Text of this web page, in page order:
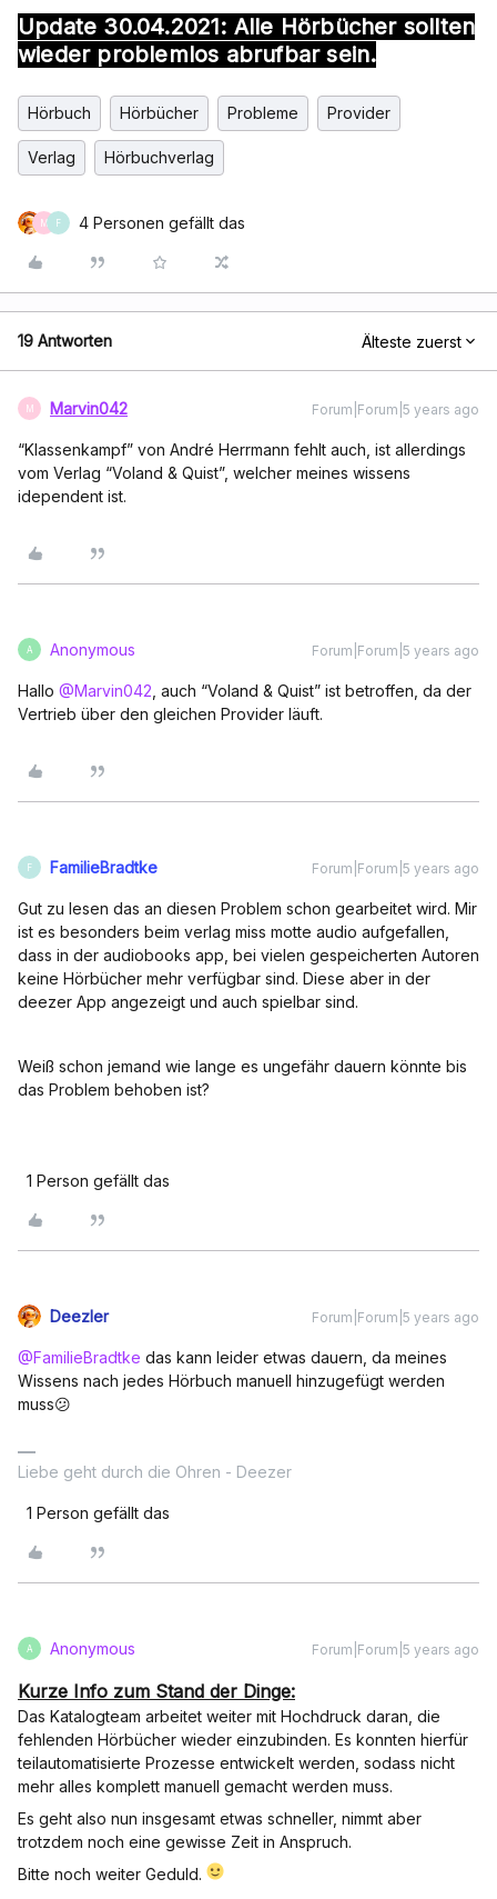
Update 30.04.2021: Alle Hörbücher sollten
wieder problemlos abrufbar sein.
Hörbuch Hörbücher Probleme Provider
Verlag Hörbuchverlag
M F 4 Personen gefällt das
19 Antworten Älteste zuerst
M Marvin042 Forum|Forum|5 years ago
“Klassenkampf” von André Herrmann fehlt auch, ist allerdings
vom Verlag “Voland & Quist”, welcher meines wissens
idependent ist.
A Anonymous Forum|Forum|5 years ago
Hallo @Marvin042 , auch “Voland & Quist” ist betroffen, da der
Vertrieb über den gleichen Provider läuft.
F FamilieBradtke Forum|Forum|5 years ago
Gut zu lesen das an diesen Problem schon gearbeitet wird. Mir
ist es besonders beim verlag miss motte audio aufgefallen,
dass in der audiobooks app, bei vielen gespeicherten Autoren
keine Hörbücher mehr verfügbar sind. Diese aber in der
deezer App angezeigt und auch spielbar sind.
Weiß schon jemand wie lange es ungefähr dauern könnte bis
das Problem behoben ist?
1 Person gefällt das
Deezler Forum|Forum|5 years ago
@FamilieBradtke das kann leider etwas dauern, da meines
Wissens nach jedes Hörbuch manuell hinzugefügt werden
muss😕
Liebe geht durch die Ohren - Deezer
1 Person gefällt das
A Anonymous Forum|Forum|5 years ago
Kurze Info zum Stand der Dinge:
Das Katalogteam arbeitet weiter mit Hochdruck daran, die
fehlenden Hörbücher wieder einzubinden. Es konnten hierfür
teilautomatisierte Prozesse entwickelt werden, sodass nicht
mehr alles komplett manuell gemacht werden muss.
Es geht also nun insgesamt etwas schneller, nimmt aber
trotzdem noch eine gewisse Zeit in Anspruch.
Bitte noch weiter Geduld.